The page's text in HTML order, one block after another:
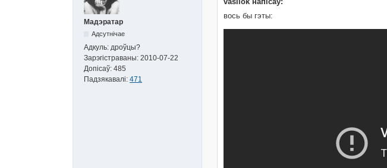
Мадэратар
Адсутнічае
Адкуль: дроўцы?
Зарэгістраваны: 2010-07-22
Допісаў: 485
Падзякавалі: 471
вось бы гэты: